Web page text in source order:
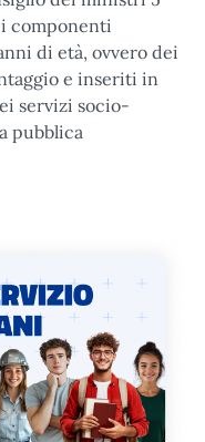
componenti
di età, ovvero dei
e inseriti in
servizi socio-
pubblica